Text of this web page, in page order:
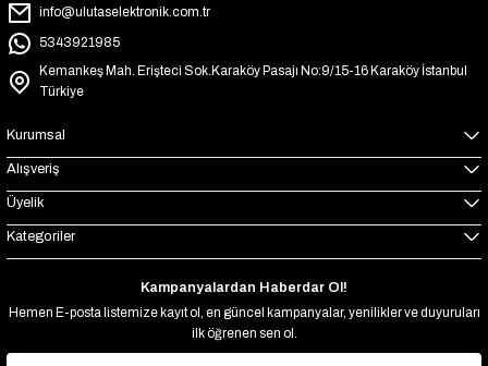
info@ulutaselektronik.com.tr
5343921985
Kemankeş Mah. Erişteci Sok.Karaköy Pasajı No:9/15-16 Karaköy İstanbul
Türkiye
Kurumsal
Alışveriş
Üyelik
Kategoriler
Kampanyalardan Haberdar Ol!
Hemen E-posta listemize kayıt ol, en güncel kampanyalar, yenilikler ve duyuruları
ilk öğrenen sen ol.